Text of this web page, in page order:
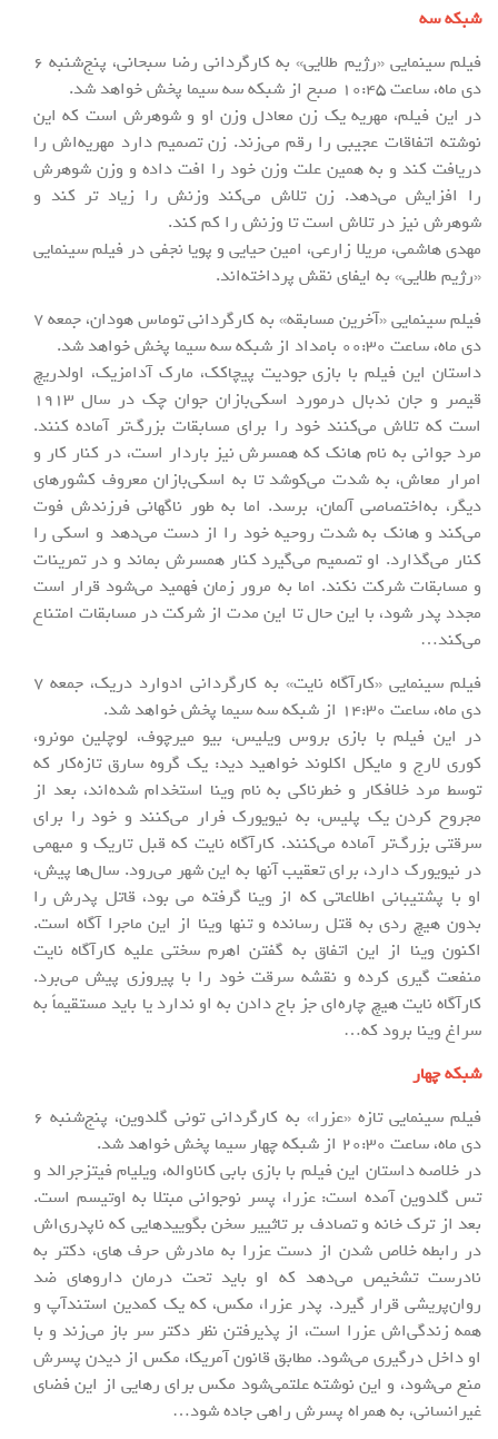
شبکه سه
فیلم سینمایی «رژیم طلایی» به کارگردانی رضا سبحانی، پنج‌شنبه 6
دی ماه، ساعت 10:45 صبح از شبکه سه سیما پخش خواهد شد.
در این فیلم، مهریه یک زن معادل وزن او و شوهرش است که این
نوشته اتفاقات عجیبی را رقم می‌زند. زن تصمیم دارد مهریه‌اش را
دریافت کند و به همین علت وزن خود را افت داده و وزن شوهرش
را افزایش می‌دهد. زن تلاش می‌کند وزنش را زیاد تر کند و
شوهرش نیز در تلاش است تا وزنش را کم کند.
مهدی هاشمی، مریلا زارعی، امین حیایی و پویا نجفی در فیلم سینمایی
«رژیم طلایی» به ایفای نقش پرداخته‌اند.
فیلم سینمایی «آخرین مسابقه» به کارگردانی توماس هودان، جمعه 7
دی ماه، ساعت 00:30 بامداد از شبکه سه سیما پخش خواهد شد.
داستان این فیلم با بازی جودیت پیچاکک، مارک آدامزیک، اولدریچ
قیصر و جان ندبال درمورد اسکی‌بازان جوان چک در سال 1913
است که تلاش می‌کنند خود را برای مسابقات بزرگ‌تر آماده کنند.
مرد جوانی به نام هانک که همسرش نیز باردار است، در کنار کار و
امرار معاش، به شدت می‌کوشد تا به اسکی‌بازان معروف کشورهای
دیگر، به‌اختصاصی آلمان، برسد. اما به طور ناگهانی فرزندش فوت
می‌کند و هانک به شدت روحیه خود را از دست می‌دهد و اسکی را
کنار می‌گذارد. او تصمیم می‌گیرد کنار همسرش بماند و در تمرینات
و مسابقات شرکت نکند. اما به مرور زمان فهمید می‌شود قرار است
مجدد پدر شود، با این حال تا این مدت از شرکت در مسابقات امتناع
می‌کند…
فیلم سینمایی «کارآگاه نایت» به کارگردانی ادوارد دریک، جمعه 7
دی ماه، ساعت 14:30 از شبکه سه سیما پخش خواهد شد.
در این فیلم با بازی بروس ویلیس، بیو میرچوف، لوچلین مونرو،
کوری لارج و مایکل اکلوند خواهید دید: یک گروه سارق تازه‌کار که
توسط مرد خلافکار و خطرناکی به نام وینا استخدام شده‌اند، بعد از
مجروح کردن یک پلیس، به نیویورک فرار می‌کنند و خود را برای
سرقتی بزرگ‌تر آماده می‌کنند. کارآگاه نایت که قبل تاریک و مبهمی
در نیویورک دارد، برای تعقیب آنها به این شهر می‌رود. سال‌ها پیش،
او با پشتیبانی اطلاعاتی که از وینا گرفته می بود، قاتل پدرش را
بدون هیچ ردی به قتل رسانده و تنها وینا از این ماجرا آگاه است.
اکنون وینا از این اتفاق به گفتن اهرم سختی علیه کارآگاه نایت
منفعت گیری کرده و نقشه سرقت خود را با پیروزی پیش می‌برد.
کارآگاه نایت هیچ چاره‌ای جز باج دادن به او ندارد یا باید مستقیماً به
سراغ وینا برود که…
شبکه چهار
فیلم سینمایی تازه «عزرا» به کارگردانی تونی گلدوین، پنج‌شنبه 6
دی ماه، ساعت 20:30 از شبکه چهار سیما پخش خواهد شد.
در خلاصه داستان این فیلم با بازی بابی کاناواله، ویلیام فیتزجرالد و
تس گلدوین آمده است: عزرا، پسر نوجوانی مبتلا به اوتیسم است.
بعد از ترک خانه و تصادف بر تاثییر سخن بگویید‌هایی که ناپدری‌اش
در رابطه خلاص شدن از دست عزرا به مادرش حرف های، دکتر به
نادرست تشخیص می‌دهد که او باید تحت درمان داروهای ضد
روان‌پریشی قرار گیرد. پدر عزرا، مکس، که یک کمدین استندآپ و
همه زندگی‌اش عزرا است، از پذیرفتن نظر دکتر سر باز می‌زند و با
او داخل درگیری می‌شود. مطابق قانون آمریکا، مکس از دیدن پسرش
منع می‌شود، و این نوشته علتمی‌شود مکس برای رهایی از این فضای
غیرانسانی، به همراه پسرش راهی جاده شود…